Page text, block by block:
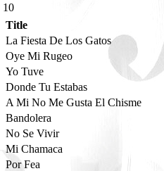
10
Title
La Fiesta De Los Gatos
Oye Mi Rugeo
Yo Tuve
Donde Tu Estabas
A Mi No Me Gusta El Chisme
Bandolera
No Se Vivir
Mi Chamaca
Por Fea